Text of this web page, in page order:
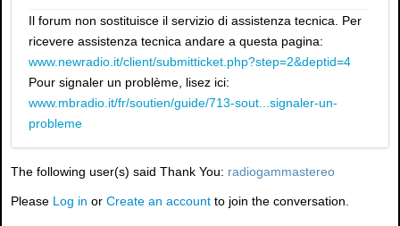
Il forum non sostituisce il servizio di assistenza tecnica. Per
ricevere assistenza tecnica andare a questa pagina:
www.newradio.it/client/submitticket.php?step=2&deptid=4
Pour signaler un problème, lisez ici:
www.mbradio.it/fr/soutien/guide/713-sout...signaler-un-
probleme
The following user(s) said Thank You: radiogammastereo
Please Log in or Create an account to join the conversation.